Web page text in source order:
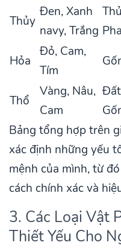
Thủy
Đen, Xanh
navy, Trắng
Hỏa
Đỏ, Cam,
Tím
Thổ
Vàng, Nâu,
Cam
Bảng tổng hợp trên
xác định những yếu
mệnh của mình, từ
cách chính xác và
3. Các Loại Vật
Thiết Yếu Cho